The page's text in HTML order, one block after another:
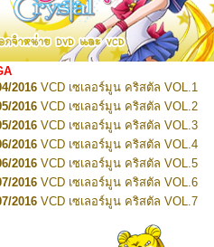
Pretty Guardian Sailor Moon Eternal
1
Pretty Guardian Sailor Moon Eternal
2
Pretty Guardian Sailor Moon Eternal
3
Pretty Guardian Sailor Moon Eternal
4
Pretty Guardian Sailor Moon Eternal
5
Pretty Guardian Sailor Moon Eternal
6
Pretty Guardian Sailor Moon Eternal
7
Pretty Guardian Sailor Moon Eternal
Pretty Guardian Sailor Moon Eternal
2016 VCD เซเลอร์มูน คริสตัล VOL.1
2016 VCD เซเลอร์มูน คริสตัล VOL.2
2016 VCD เซเลอร์มูน คริสตัล VOL.3
2016 VCD เซเลอร์มูน คริสตัล VOL.4
2016 VCD เซเลอร์มูน คริสตัล VOL.5
2016 VCD เซเลอร์มูน คริสตัล VOL.6
2016 VCD เซเลอร์มูน คริสตัล VOL.7
VCD เซเลอร์มูน คริสตัล VOL.9